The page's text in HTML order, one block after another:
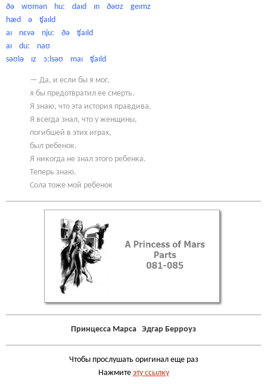
ðə wʊmən huː daɪd ɪn ðəʊz geɪmz
hæd ə ʧaɪld
aɪ nɛvə njuː ðə ʧaɪld
aɪ duː naʊ
səʊlə ɪz ɔːlsəʊ maɪ ʧaɪld
— Да, и если бы я мог,
я бы предотвратил ее смерть.
Я знаю, что эта история правдива.
Я всегда знал, что у женщины,
погибшей в этих играх,
был ребенок.
Я никогда не знал этого ребенка.
Теперь знаю.
Сола тоже мой ребенок
Принцесса Марса Эдгар Берроуз
Чтобы прослушать оригинал еще раз
Нажмите эту ссылку